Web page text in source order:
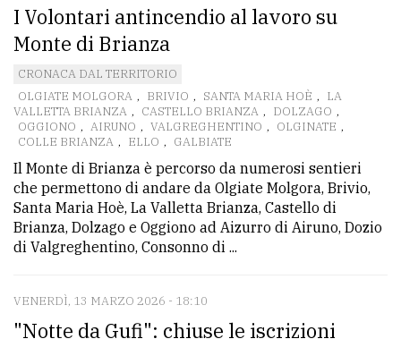
La
redazione
Scrivici
Per
la
tua
pubblicità
CERCA
Cerca
per
I Volontari antincendio al lavoro su
Monte di Brianza
CRONACA DAL TERRITORIO
OLGIATE MOLGORA , BRIVIO , SANTA MARIA HOÈ , LA
VALLETTA BRIANZA , CASTELLO BRIANZA , DOLZAGO ,
OGGIONO , AIRUNO , VALGREGHENTINO , OLGINATE ,
COLLE BRIANZA , ELLO , GALBIATE
Il Monte di Brianza è percorso da numerosi sentieri
che permettono di andare da Olgiate Molgora, Brivio,
Santa Maria Hoè, La Valletta Brianza, Castello di
Brianza, Dolzago e Oggiono ad Aizurro di Airuno, Dozio
di Valgreghentino, Consonno di ...
VENERDÌ, 13 MARZO 2026 - 18:10
"Notte da Gufi": chiuse le iscrizioni